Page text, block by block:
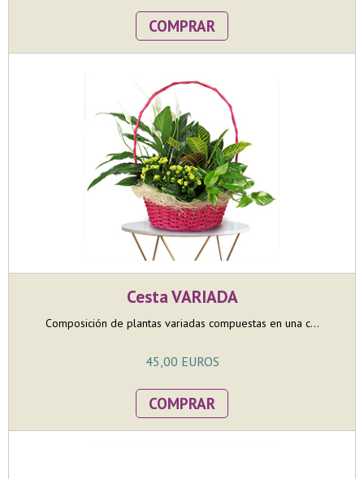
COMPRAR
Cesta VARIADA
Composición de plantas variadas compuestas en una c...
45,00 EUROS
COMPRAR